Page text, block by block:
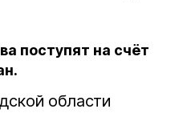
поступят на счёт
области